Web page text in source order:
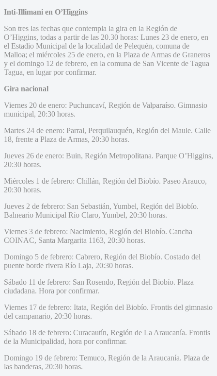
Inti-Illimani en O’Higgins
Son tres las fechas que contempla la gira en la Región de
O’Higgins, todas a partir de las 20.30 horas: Lunes 23 de enero, en
el Estadio Municipal de la localidad de Pelequén, comuna de
Malloa; el miércoles 25 de enero, en la Plaza de Armas de Graneros
y el domingo 12 de febrero, en la comuna de San Vicente de Tagua
Tagua, en lugar por confirmar.
Gira nacional
Viernes 20 de enero: Puchuncaví, Región de Valparaíso. Gimnasio
municipal, 20:30 horas.
Martes 24 de enero: Parral, Perquilauquén, Región del Maule. Calle
18, frente a Plaza de Armas, 20:30 horas.
Jueves 26 de enero: Buin, Región Metropolitana. Parque O’Higgins,
20:30 horas.
Miércoles 1 de febrero: Chillán, Región del Biobío. Paseo Arauco,
20:30 horas.
Jueves 2 de febrero: San Sebastián, Yumbel, Región del Biobío.
Balneario Municipal Río Claro, Yumbel, 20:30 horas.
Viernes 3 de febrero: Nacimiento, Región del Biobío. Cancha
COINAC, Santa Margarita 1163, 20:30 horas.
Domingo 5 de febrero: Cabrero, Región del Biobío. Costado del
puente borde rivera Río Laja, 20:30 horas.
Sábado 11 de febrero: San Rosendo, Región del Biobío. Plaza
ciudadana. Hora por confirmar.
Viernes 17 de febrero: Itata, Región del Biobío. Frontis del gimnasio
del campanario, 20:30 horas.
Sábado 18 de febrero: Curacautín, Región de La Araucanía. Frontis
de la Municipalidad, hora por confirmar.
Domingo 19 de febrero: Temuco, Región de la Araucanía. Plaza de
las banderas, 20:30 horas.